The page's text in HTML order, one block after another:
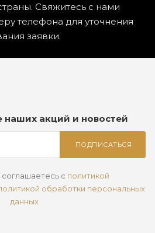
Свяжитесь с нами
телефона для уточнения
заявки.
наших акций и новостей
ПОДПИСАТЬСЯ
с политикой
обработки персональных
данных